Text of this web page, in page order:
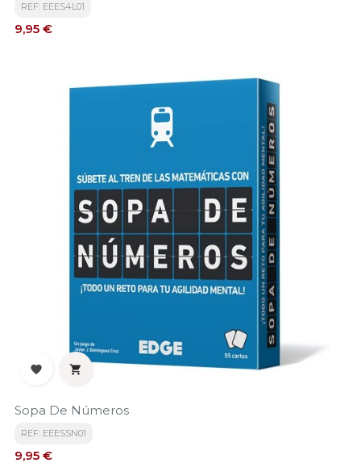
REF: EEES4L01
Precio
9,95 €
 
Sopa De Números
REF: EEESSN01
Precio
9,95 €